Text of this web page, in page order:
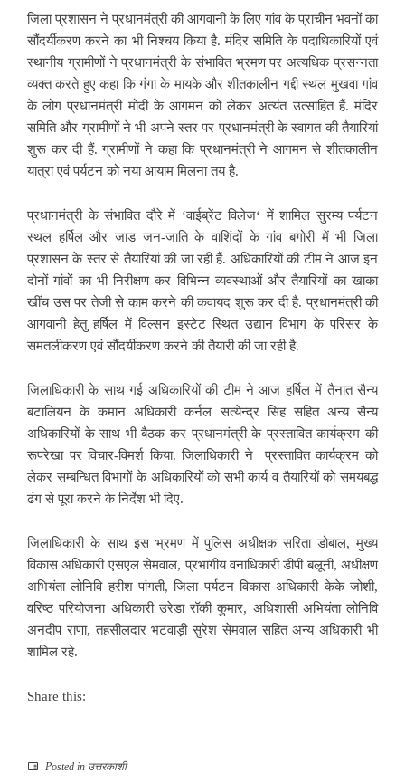
जिला प्रशासन ने प्रधानमंत्री की आगवानी के लिए गांव के प्राचीन भवनों का
सौंदर्यीकरण करने का भी निश्चय किया है. मंदिर समिति के पदाधिकारियों एवं
स्थानीय ग्रामीणों ने प्रधानमंत्री के संभावित भ्रमण पर अत्यधिक प्रसन्नता
व्यक्त करते हुए कहा कि गंगा के मायके और शीतकालीन गद्दी स्थल मुखवा गांव
के लोग प्रधानमंत्री मोदी के आगमन को लेकर अत्यंत उत्साहित हैं. मंदिर
समिति और ग्रामीणों ने भी अपने स्तर पर प्रधानमंत्री के स्वागत की तैयारियां
शुरू कर दी हैं. ग्रामीणों ने कहा कि प्रधानमंत्री ने आगमन से शीतकालीन
यात्रा एवं पर्यटन को नया आयाम मिलना तय है.
प्रधानमंत्री के संभावित दौरे में ‘वाईब्रेंट विलेज‘ में शामिल सुरम्य पर्यटन
स्थल हर्षिल और जाड जन-जाति के वाशिंदों के गांव बगोरी में भी जिला
प्रशासन के स्तर से तैयारियां की जा रही हैं. अधिकारियों की टीम ने आज इन
दोनों गांवों का भी निरीक्षण कर विभिन्न व्यवस्थाओं और तैयारियों का खाका
खींच उस पर तेजी से काम करने की कवायद शुरू कर दी है. प्रधानमंत्री की
आगवानी हेतु हर्षिल में विल्सन इस्टेट स्थित उद्यान विभाग के परिसर के
समतलीकरण एवं सौंदर्यीकरण करने की तैयारी की जा रही है.
जिलाधिकारी के साथ गई अधिकारियों की टीम ने आज हर्षिल में तैनात सैन्य
बटालियन के कमान अधिकारी कर्नल सत्येन्द्र सिंह सहित अन्य सैन्य
अधिकारियों के साथ भी बैठक कर प्रधानमंत्री के प्रस्तावित कार्यक्रम की
रूपरेखा पर विचार-विमर्श किया. जिलाधिकारी ने प्रस्तावित कार्यक्रम को
लेकर सम्बन्धित विभागों के अधिकारियों को सभी कार्य व तैयारियों को समयबद्ध
ढंग से पूरा करने के निर्देश भी दिए.
जिलाधिकारी के साथ इस भ्रमण में पुलिस अधीक्षक सरिता डोबाल, मुख्य
विकास अधिकारी एसएल सेमवाल, प्रभागीय वनाधिकारी डीपी बलूनी, अधीक्षण
अभियंता लोनिवि हरीश पांगती, जिला पर्यटन विकास अधिकारी केके जोशी,
वरिष्ठ परियोजना अधिकारी उरेडा रॉकी कुमार, अधिशासी अभियंता लोनिवि
अनदीप राणा, तहसीलदार भटवाड़ी सुरेश सेमवाल सहित अन्य अधिकारी भी
शामिल रहे.
Share this:
Posted in उत्तरकाशी